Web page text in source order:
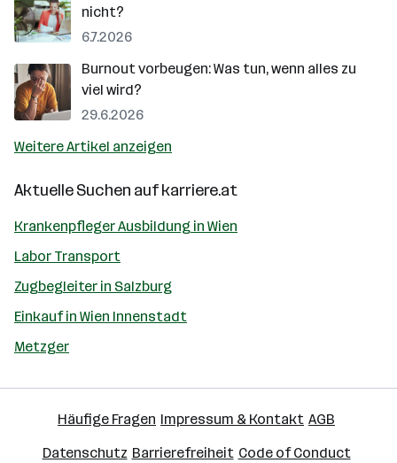
nicht?
6.7.2026
Burnout vorbeugen: Was tun, wenn alles zu
viel wird?
29.6.2026
Weitere Artikel anzeigen
Aktuelle Suchen aufkarriere.at
Krankenpfleger Ausbildung in Wien
Labor Transport
Zugbegleiter in Salzburg
Einkauf in Wien Innenstadt
Metzger
Häufige Fragen Impressum & Kontakt AGB
Datenschutz Barrierefreiheit Code of Conduct